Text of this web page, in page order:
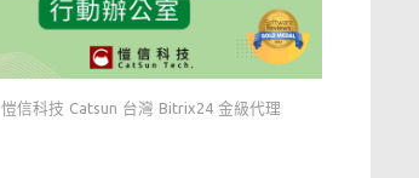
愷信科技 Catsun 台灣 Bitrix24 金級代理